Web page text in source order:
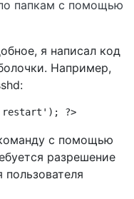
папкам с помощью
я написал код
Например,
restart'); ?>
с помощью
разрешение